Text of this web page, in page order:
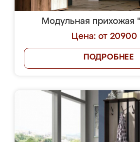
Модульная прихожая
Цена: от 20900
ПОДРОБНЕЕ